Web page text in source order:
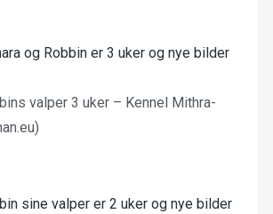
og Robbin er 3 uker og nye bilder
valper 3 uker – Kennel Mithra-
sine valper er 2 uker og nye bilder